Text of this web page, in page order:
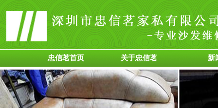
忠信茗首页 关于忠信茗 新